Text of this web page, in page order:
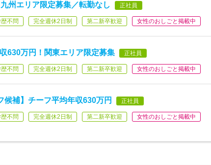
州エリア限定募集／転勤なし 正社員
不問 完全週休2日制 第二新卒歓迎 女性のおしごと掲載中
630万円！関東エリア限定募集 正社員
不問 完全週休2日制 第二新卒歓迎 女性のおしごと掲載中
候補】チーフ平均年収630万円 正社員
不問 完全週休2日制 第二新卒歓迎 女性のおしごと掲載中